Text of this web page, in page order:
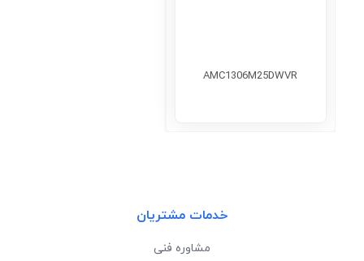
AMC1306M25DWVR
خدمات مشتریان
مشاوره فنی